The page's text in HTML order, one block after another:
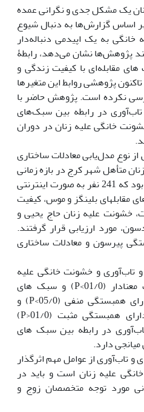
یک مشکل جدی و نگرانی عمده
اساس گزارش‌ها به دنبال شیوع
خانگی به یک اپیدمی دنباله‌دار
پژوهش‌­ها نشان می‌دهد، رابطۀ
مقابله‌ای با کیفیت زندگی و
پژوهشی روابط این متغیرها
نکرده است. پژوهش حاضر با
در رابطه بین سبک‌های
خانگی علیه زنان در دوران
نوع مدل‌یابی معادلات ساختاری
متأهل شهر کرج در بازه زمانی
اول مهر تا پایان آبان ماه 1399بود که 241 نفر به صورت اینترنتی
مقابله­ای بلینگز و موس، کیفیت
خشونت علیه زنان حاج یحیی و
مورد ارزیابی قرار گرفتند.
پیرسون و معادلات ساختاری
تاب‌آوری و خشونت خانگی علیه
زنان دارای همبستگی مثبت معنادار (01/0>P) و سبک های
مقابله‌ای و کیفیت زندگی دارای همبستگی منفی (05/0>P) و
تاب‌آوری و کیفیت زندگی دارای همبستگی مثبت (01/0<P)
در رابطه بین سبک های
دارد.
و تاب‌آوری از عوامل مهم اثرگذار
علیه زنان است و باید در
مورد توجه متخصصان زوج و